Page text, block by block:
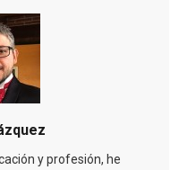
y profesión, he
San Miguel del